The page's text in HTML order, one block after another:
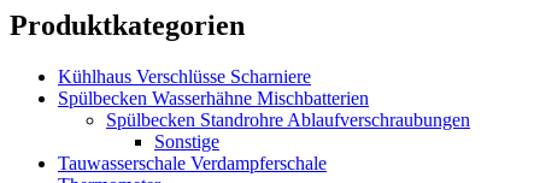
Produktkategorien
Kühlhaus Verschlüsse Scharniere
Spülbecken Wasserhähne Mischbatterien
Spülbecken Standrohre Ablaufverschraubungen
Sonstige
Tauwasserschale Verdampferschale